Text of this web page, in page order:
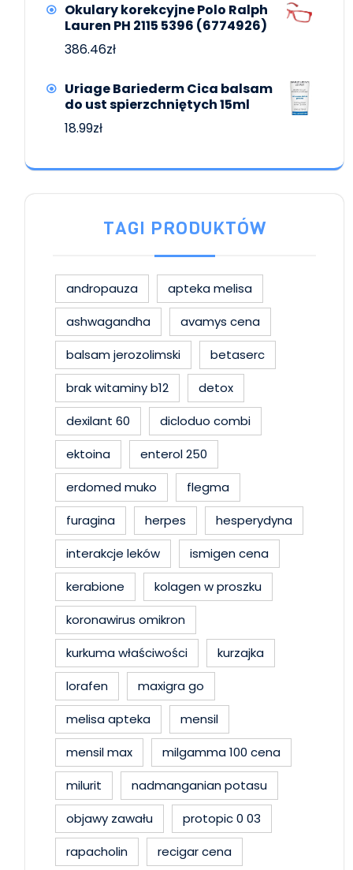
Okulary korekcyjne Polo Ralph
Lauren PH 2115 5396 (6774926)
386.46zł
Uriage Bariederm Cica balsam
do ust spierzchniętych 15ml
18.99zł
TAGI PRODUKTÓW
andropauza
apteka melisa
ashwagandha
avamys cena
balsam jerozolimski
betaserc
brak witaminy b12
detox
dexilant 60
dicloduo combi
ektoina
enterol 250
erdomed muko
flegma
furagina
herpes
hesperydyna
interakcje leków
ismigen cena
kerabione
kolagen w proszku
koronawirus omikron
kurkuma właściwości
kurzajka
lorafen
maxigra go
melisa apteka
mensil
mensil max
milgamma 100 cena
milurit
nadmanganian potasu
objawy zawału
protopic 0 03
rapacholin
recigar cena